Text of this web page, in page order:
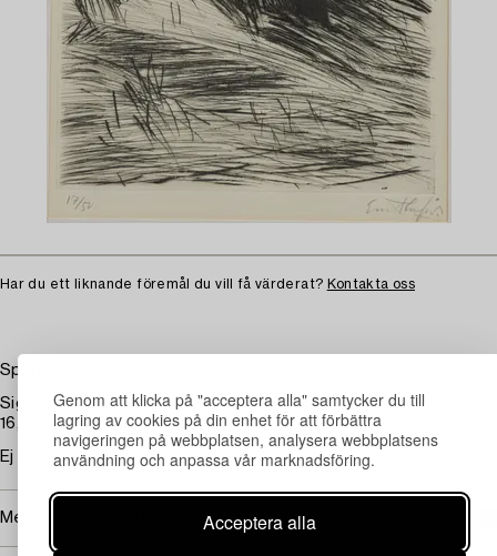
Genom att klicka på "acceptera alla" samtycker du till
lagring av cookies på din enhet för att förbättra
navigeringen på webbplatsen, analysera webbplatsens
användning och anpassa vår marknadsföring.
Acceptera alla
Har du ett liknande föremål du vill få värderat? Kontakta oss
Spade.
Signerad med blyerts och numrerad 17/50. Etsning. P: 36,4 x
16,9 cm.
Ej examinerad ur ram. Gulnad. Fläck.
Mer om Evert Lundquist